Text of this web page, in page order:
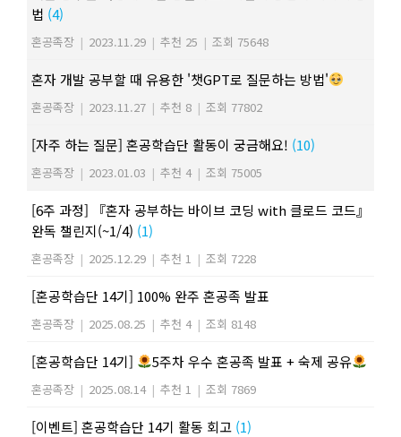
법 (4)
혼공족장 | 2023.11.29 | 추천 25 | 조회 75648
혼자 개발 공부할 때 유용한 '챗GPT로 질문하는 방법'
혼공족장 | 2023.11.27 | 추천 8 | 조회 77802
[자주 하는 질문] 혼공학습단 활동이 궁금해요! (10)
혼공족장 | 2023.01.03 | 추천 4 | 조회 75005
[6주 과정] 『혼자 공부하는 바이브 코딩 with 클로드 코드』
완독 챌린지(~1/4) (1)
혼공족장 | 2025.12.29 | 추천 1 | 조회 7228
[혼공학습단 14기] 100% 완주 혼공족 발표
혼공족장 | 2025.08.25 | 추천 4 | 조회 8148
[혼공학습단 14기] 5주차 우수 혼공족 발표 + 숙제 공유
혼공족장 | 2025.08.14 | 추천 1 | 조회 7869
[이벤트] 혼공학습단 14기 활동 회고 (1)